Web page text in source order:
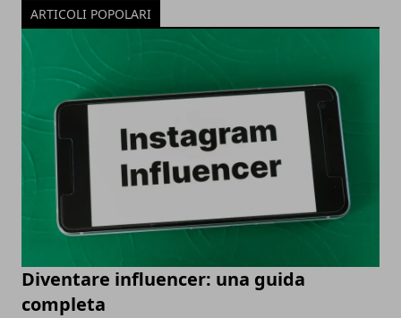
ARTICOLI POPOLARI
Diventare influencer: una guida
completa